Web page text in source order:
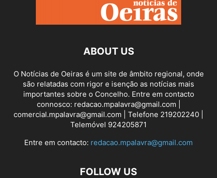
ABOUT US
O Notícias de Oeiras é um site de âmbito regional, onde
são relatadas com rigor e isenção as notícias mais
importantes sobre o Concelho. Entre em contacto
connosco: redacao.mpalavra@gmail.com |
comercial.mpalavra@gmail.com | Telefone 219202240 |
Telemóvel 924205871
Entre em contacto: redacao.mpalavra@gmail.com
FOLLOW US